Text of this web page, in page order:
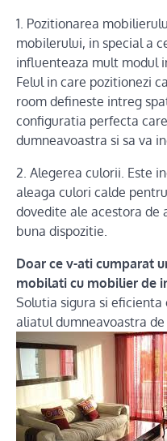
1. Pozitionarea
mobilerului, in special a
influenteaza mult modul
Felul in care pozitionezi
room defineste intreg
configuratia perfecta
dumneavoastra si sa va
2. Alegerea culorii. Este
aleaga culori calde
dovedite ale acestora de
buna dispozitie.
Doar ce v-ati cumparat
mobilati cu mobilier de
Solutia sigura si eficienta
aliatul dumneavoastra